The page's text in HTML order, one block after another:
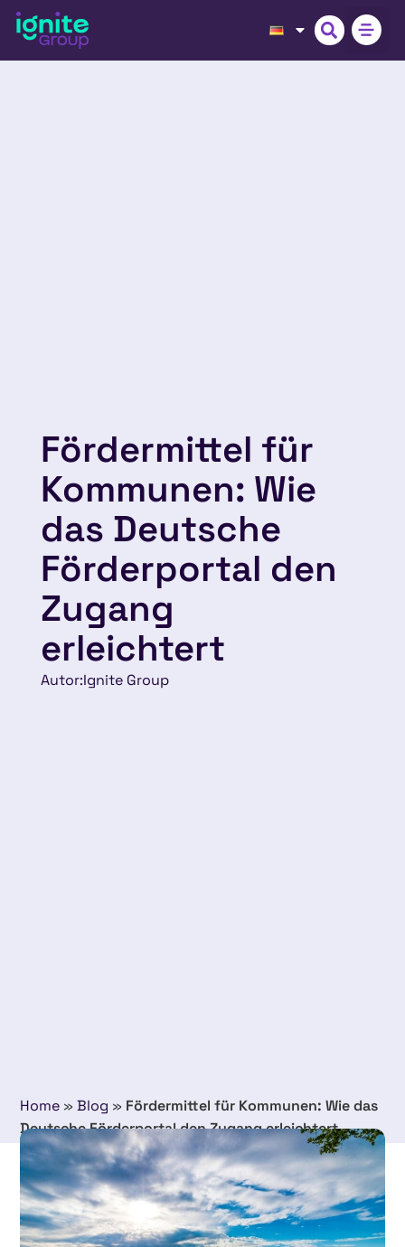
Fördermittel für
Kommunen: Wie
das Deutsche
Förderportal den
Zugang
erleichtert
Autor:Ignite Group
Home »Blog » Fördermittel für Kommunen: Wie das
Deutsche Förderportal den Zugang erleichtert